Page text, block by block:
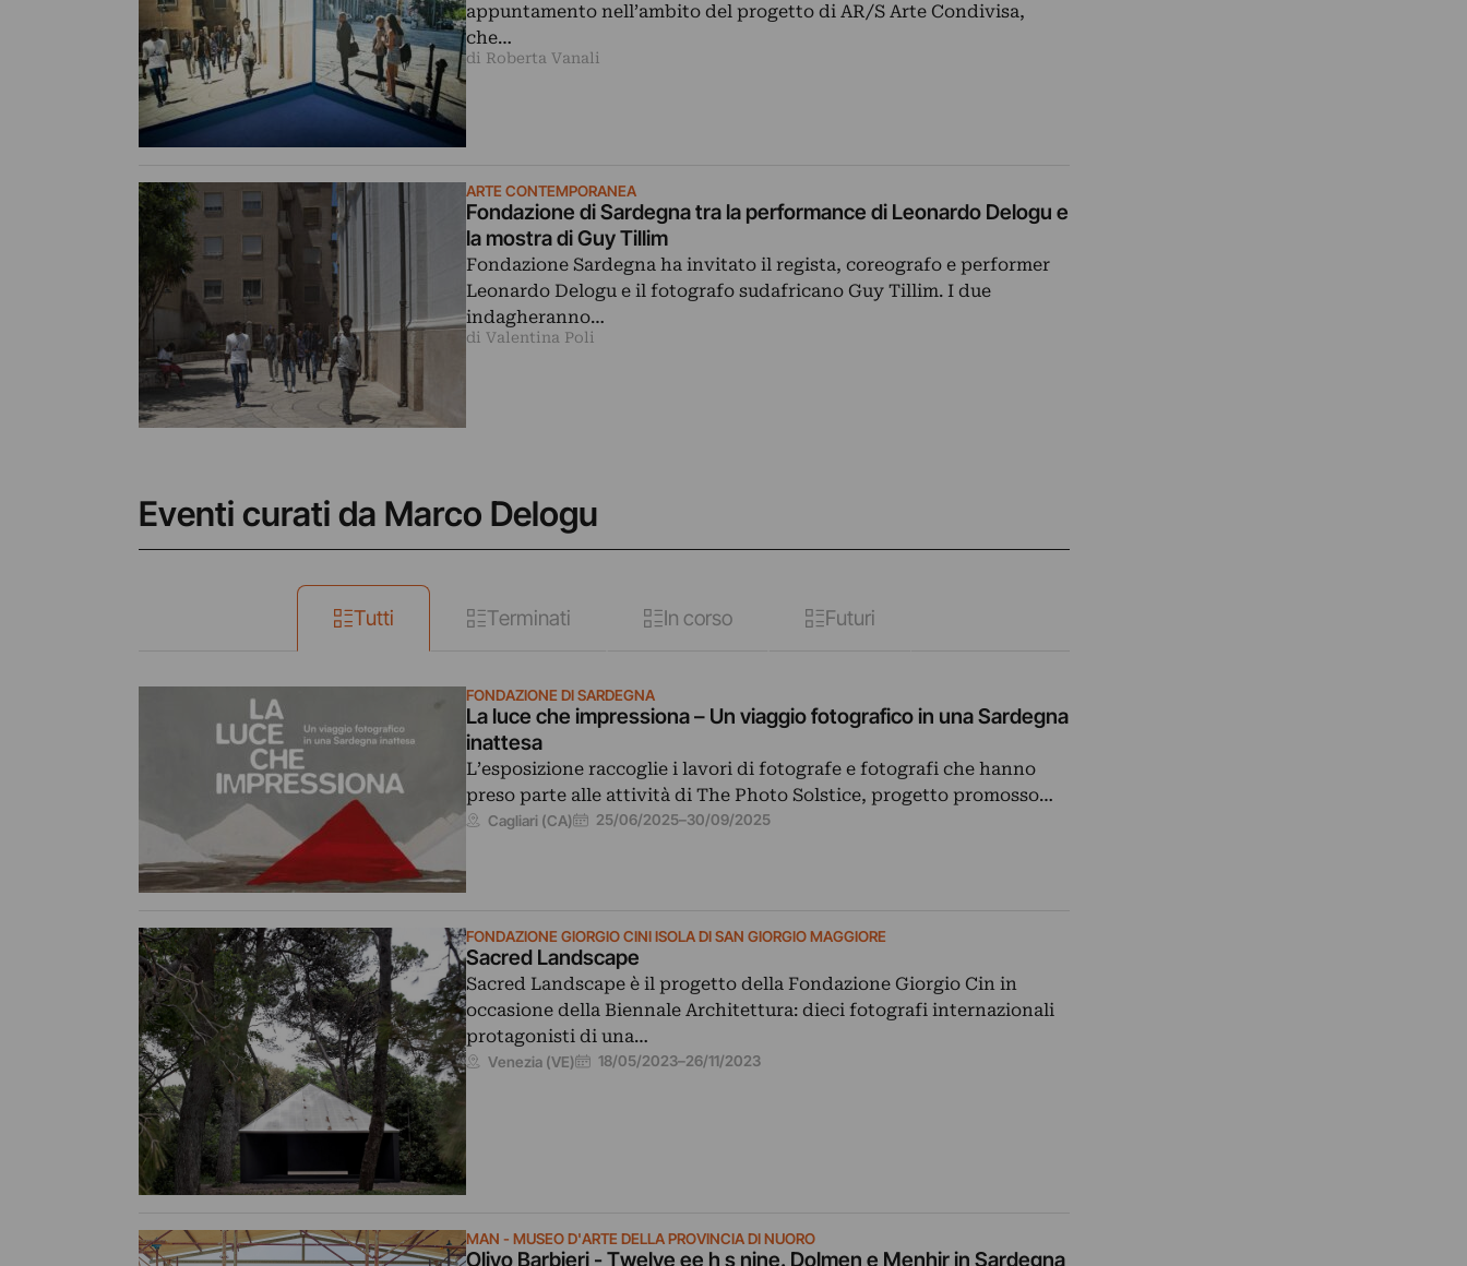
appuntamento nell’ambito del progetto di AR/S Arte Condivisa,
che…
di Roberta Vanali
ARTE CONTEMPORANEA
Fondazione di Sardegna tra la performance di Leonardo Delogu e
la mostra di Guy Tillim
Fondazione Sardegna ha invitato il regista, coreografo e performer
Leonardo Delogu e il fotografo sudafricano Guy Tillim. I due
indagheranno…
di Valentina Poli
Eventi curati da Marco Delogu
Tutti Terminati In corso Futuri
FONDAZIONE DI SARDEGNA
La luce che impressiona – Un viaggio fotografico in una Sardegna
inattesa
L’esposizione raccoglie i lavori di fotografe e fotografi che hanno
preso parte alle attività di The Photo Solstice, progetto promosso…
Cagliari (CA) 25/06/2025–30/09/2025
FONDAZIONE GIORGIO CINI ISOLA DI SAN GIORGIO MAGGIORE
Sacred Landscape
Sacred Landscape è il progetto della Fondazione Giorgio Cin in
occasione della Biennale Architettura: dieci fotografi internazionali
protagonisti di una…
Venezia (VE) 18/05/2023–26/11/2023
MAN - MUSEO D'ARTE DELLA PROVINCIA DI NUORO
Olivo Barbieri - Twelve ee h s nine. Dolmen e Menhir in Sardegna